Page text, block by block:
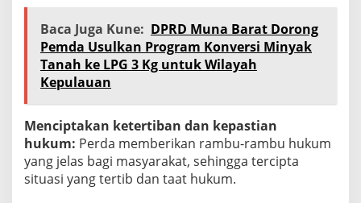
Baca Juga Kune: DPRD Muna Barat Dorong
Pemda Usulkan Program Konversi Minyak
Tanah ke LPG 3 Kg untuk Wilayah
Kepulauan
Menciptakan ketertiban dan kepastian
hukum: Perda memberikan rambu-rambu hukum
yang jelas bagi masyarakat, sehingga tercipta
situasi yang tertib dan taat hukum.